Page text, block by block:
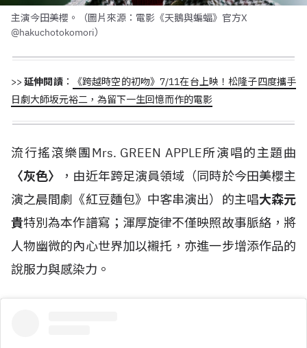
主演今田美櫻。（圖片來源：電影《天鵝與蝙蝠》官方X
@hakuchotokomori）
>>延伸閱讀：
《跨越時空的初吻》7/11在台上映！松隆子四度攜手
日劇大師坂元裕二，為留下一生回憶而作的電影
流行搖滾樂團Mrs. GREEN APPLE所演唱的主題曲
〈灰色〉
，由近年跨足演員領域（同時於今田美櫻主
演之晨間劇《紅豆麵包》中客串演出）的主唱大森元
貴特別為本作譜寫；渾厚旋律不僅映照故事脈絡，將
人物幽微的內心世界加以襯托，亦進一步增添作品的
說服力與感染力。